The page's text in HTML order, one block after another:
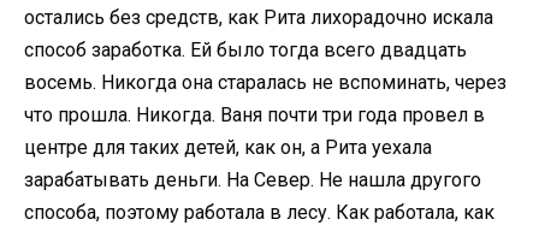
остались без средств, как Рита лихорадочно искала
способ заработка. Ей было тогда всего двадцать
восемь. Никогда она старалась не вспоминать, через
что прошла. Никогда. Ваня почти три года провел в
центре для таких детей, как он, а Рита уехала
зарабатывать деньги. На Север. Не нашла другого
способа, поэтому работала в лесу. Как работала, как